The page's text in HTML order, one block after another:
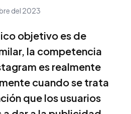
del 2023
objetivo es de
la competencia
es realmente
cuando se trata
que los usuarios